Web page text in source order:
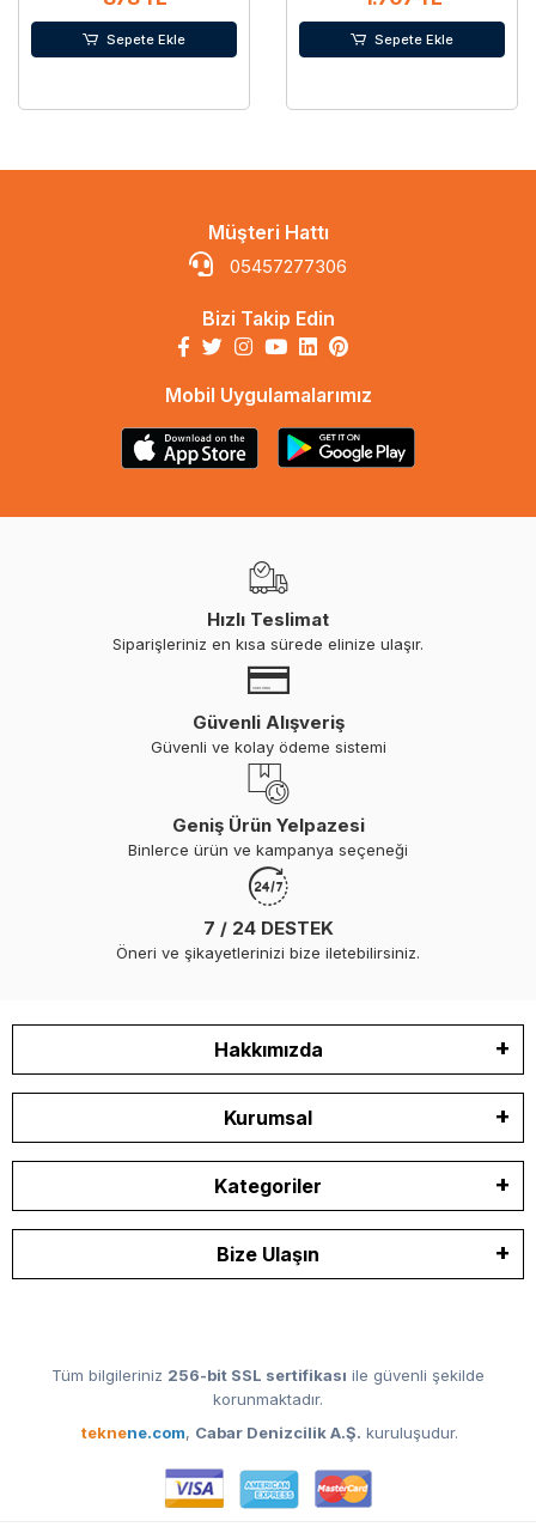
Sepete Ekle Sepete Ekle
Müşteri Hattı
05457277306
Bizi Takip Edin
Mobil Uygulamalarımız
Hızlı Teslimat
Siparişleriniz en kısa sürede elinize ulaşır.
Güvenli Alışveriş
Güvenli ve kolay ödeme sistemi
Geniş Ürün Yelpazesi
Binlerce ürün ve kampanya seçeneği
7 / 24 DESTEK
Öneri ve şikayetlerinizi bize iletebilirsiniz.
Hakkımızda
Kurumsal
Kategoriler
Bize Ulaşın
Tüm bilgileriniz 256-bit SSL sertifikası ile güvenli şekilde
korunmaktadır.
teknene.com, Cabar Denizcilik A.Ş. kuruluşudur.